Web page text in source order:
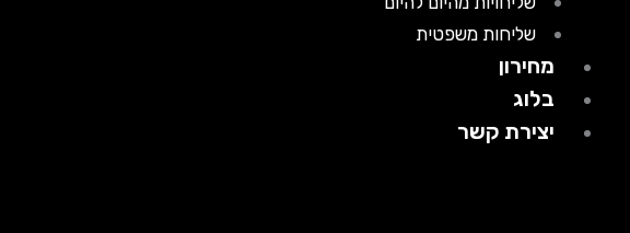
שליחות משפטית
מחירון
בלוג
יצירת קשר